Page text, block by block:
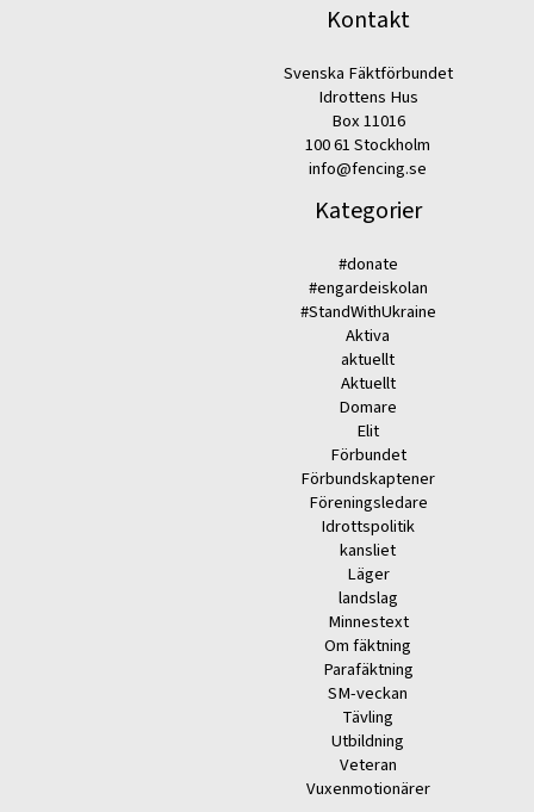
Kontakt
Svenska Fäktförbundet
Idrottens Hus
Box 11016
100 61 Stockholm
info@fencing.se
Kategorier
#donate
#engardeiskolan
#StandWithUkraine
Aktiva
aktuellt
Aktuellt
Domare
Elit
Förbundet
Förbundskaptener
Föreningsledare
Idrottspolitik
kansliet
Läger
landslag
Minnestext
Om fäktning
Parafäktning
SM-veckan
Tävling
Utbildning
Veteran
Vuxenmotionärer